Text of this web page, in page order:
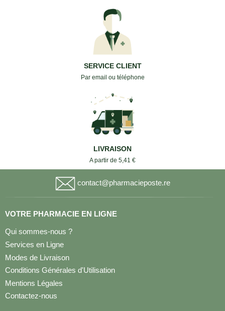
SERVICE CLIENT
Par email ou téléphone
LIVRAISON
A partir de 5,41 €
contact@pharmacieposte.re
VOTRE PHARMACIE EN LIGNE
Qui sommes-nous ?
Services en Ligne
Modes de Livraison
Conditions Générales d'Utilisation
Mentions Légales
Contactez-nous